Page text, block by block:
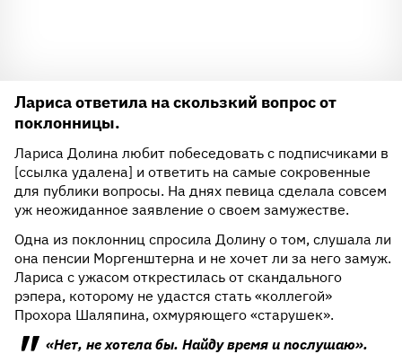
Лариса ответила на скользкий вопрос от
поклонницы.
Лариса Долина любит побеседовать с подписчиками в
[ссылка удалена] и ответить на самые сокровенные
для публики вопросы. На днях певица сделала совсем
уж неожиданное заявление о своем замужестве.
Одна из поклонниц спросила Долину о том, слушала ли
она пенсии Моргенштерна и не хочет ли за него замуж.
Лариса с ужасом открестилась от скандального
рэпера, которому не удастся стать «коллегой»
Прохора Шаляпина, охмуряющего «старушек».
«Нет, не хотела бы. Найду время и послушаю».